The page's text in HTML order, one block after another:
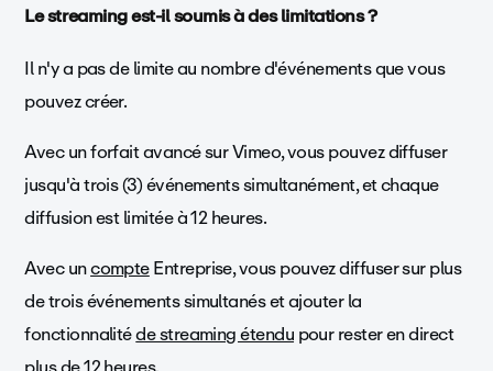
Le streaming est-il soumis à des limitations ?
Il n'y a pas de limite au nombre d'événements que vous
pouvez créer.
Avec un forfait avancé sur Vimeo, vous pouvez diffuser
jusqu'à trois (3) événements simultanément, et chaque
diffusion est limitée à 12heures.
Avec uncompteEntreprise, vous pouvez diffuser sur plus
de trois événements simultanés et ajouter la
fonctionnalitéde streaming étendupour rester en direct